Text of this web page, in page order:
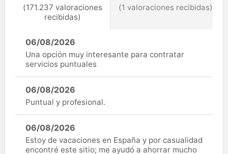
(171.237 valoraciones
recibidas)
(1 valoraciones recibidas)
06/08/2026
Una opción muy interesante para contratar
servicios puntuales
06/08/2026
Puntual y profesional.
06/08/2026
Estoy de vacaciones en España y por casualidad
encontré este sitio; me ayudó a ahorrar mucho